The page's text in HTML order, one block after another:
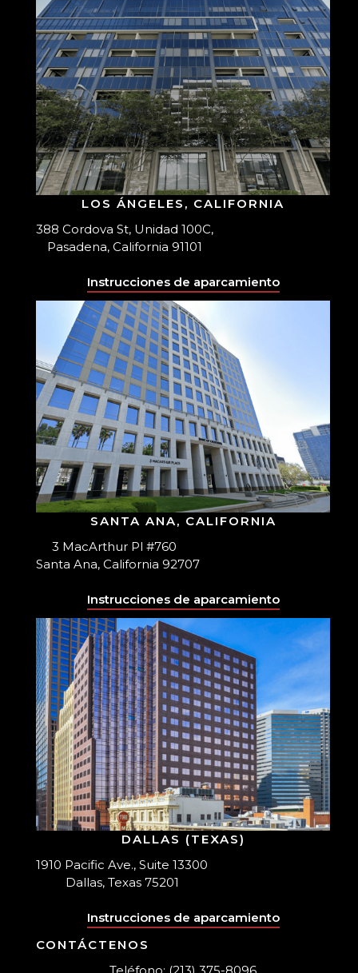
LOS ÁNGELES, CALIFORNIA
388 Cordova St, Unidad 100C,
Pasadena, California 91101
Instrucciones de aparcamiento
SANTA ANA, CALIFORNIA
3 MacArthur Pl #760
Santa Ana, California 92707
Instrucciones de aparcamiento
DALLAS (TEXAS)
1910 Pacific Ave., Suite 13300
Dallas, Texas 75201
Instrucciones de aparcamiento
CONTÁCTENOS
Teléfono: (213) 375-8096